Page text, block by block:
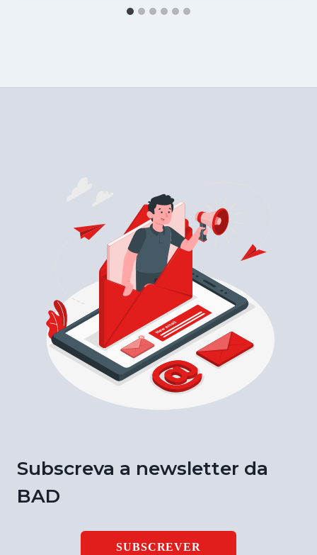
Subscreva a newsletter da
BAD
SUBSCREVER